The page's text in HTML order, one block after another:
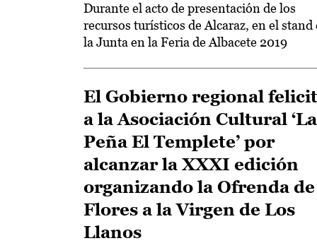
Durante el acto de presentación de los
recursos turísticos de Alcaraz, en el stand
la Junta en la Feria de Albacete 2019
El Gobierno regional
a la Asociación Cultural ‘La
Peña El Templete’ por
alcanzar la XXXI edición
organizando la Ofrenda de
Flores a la Virgen de Los
Llanos